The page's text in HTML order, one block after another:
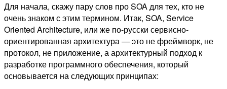
Для начала, скажу пару слов про SOA для тех, кто не
очень знаком с этим термином. Итак, SOA, Service
Oriented Architecture, или же по-русски сервисно-
ориентированная архитектура — это не фреймворк, не
протокол, не приложение, а архитектурный подход к
разработке программного обеспечения, который
основывается на следующих принципах: